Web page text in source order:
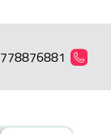
778876881